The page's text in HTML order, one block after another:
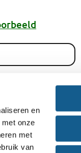
en
onze
met
van
recept